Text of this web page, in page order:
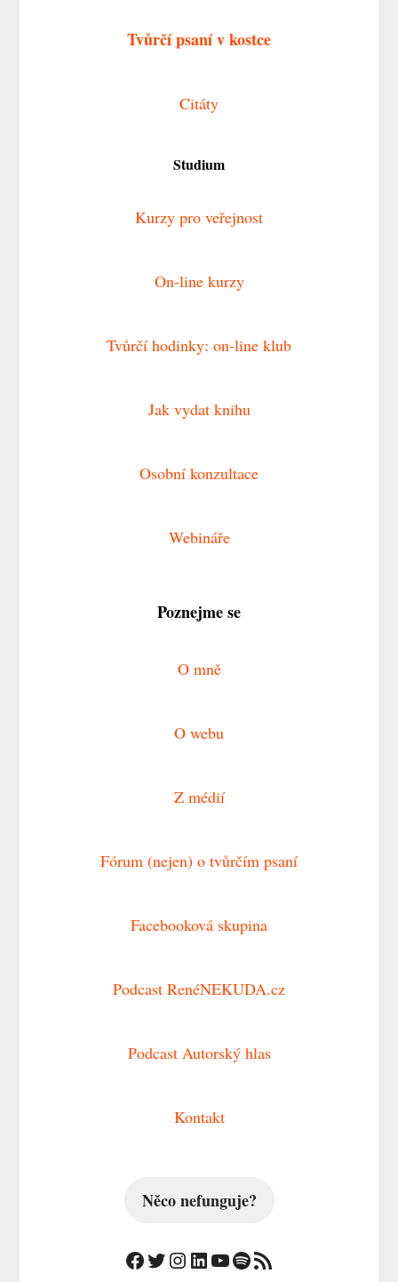
Tvůrčí psaní v kostce
Citáty
Studium
Kurzy pro veřejnost
On-line kurzy
Tvůrčí hodinky: on-line klub
Jak vydat knihu
Osobní konzultace
Webináře
Poznejme se
O mně
O webu
Z médií
Fórum (nejen) o tvůrčím psaní
Facebooková skupina
Podcast RenéNEKUDA.cz
Podcast Autorský hlas
Kontakt
Něco nefunguje?
Facebook
Twitter
Instagram
LinkedIn
YouTube
Spotify
RSS zdroj